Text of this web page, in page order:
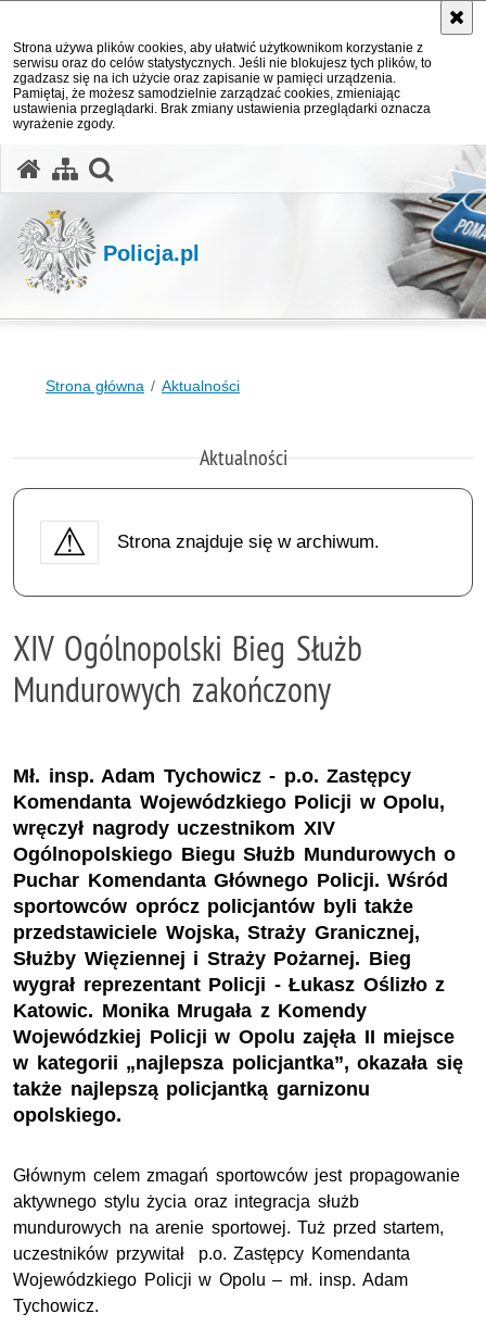
Strona używa plików cookies, aby ułatwić użytkownikom korzystanie z
serwisu oraz do celów statystycznych. Jeśli nie blokujesz tych plików, to
zgadzasz się na ich użycie oraz zapisanie w pamięci urządzenia.
Pamiętaj, że możesz samodzielnie zarządzać cookies, zmieniając
ustawienia przeglądarki. Brak zmiany ustawienia przeglądarki oznacza
wyrażenie zgody.
Policja.pl
Strona główna Aktualności
Aktualności
Strona znajduje się w archiwum.
XIV Ogólnopolski Bieg Służb
Mundurowych zakończony
Mł. insp. Adam Tychowicz - p.o. Zastępcy
Komendanta Wojewódzkiego Policji w Opolu,
wręczył nagrody uczestnikom XIV
Ogólnopolskiego Biegu Służb Mundurowych o
Puchar Komendanta Głównego Policji. Wśród
sportowców oprócz policjantów byli także
przedstawiciele Wojska, Straży Granicznej,
Służby Więziennej i Straży Pożarnej. Bieg
wygrał reprezentant Policji - Łukasz Oślizło z
Katowic. Monika Mrugała z Komendy
Wojewódzkiej Policji w Opolu zajęła II miejsce
w kategorii „najlepsza policjantka”, okazała się
także najlepszą policjantką garnizonu
opolskiego.
Głównym celem zmagań sportowców jest propagowanie
aktywnego stylu życia oraz integracja służb
mundurowych na arenie sportowej. Tuż przed startem,
uczestników przywitał p.o. Zastępcy Komendanta
Wojewódzkiego Policji w Opolu – mł. insp. Adam
Tychowicz.